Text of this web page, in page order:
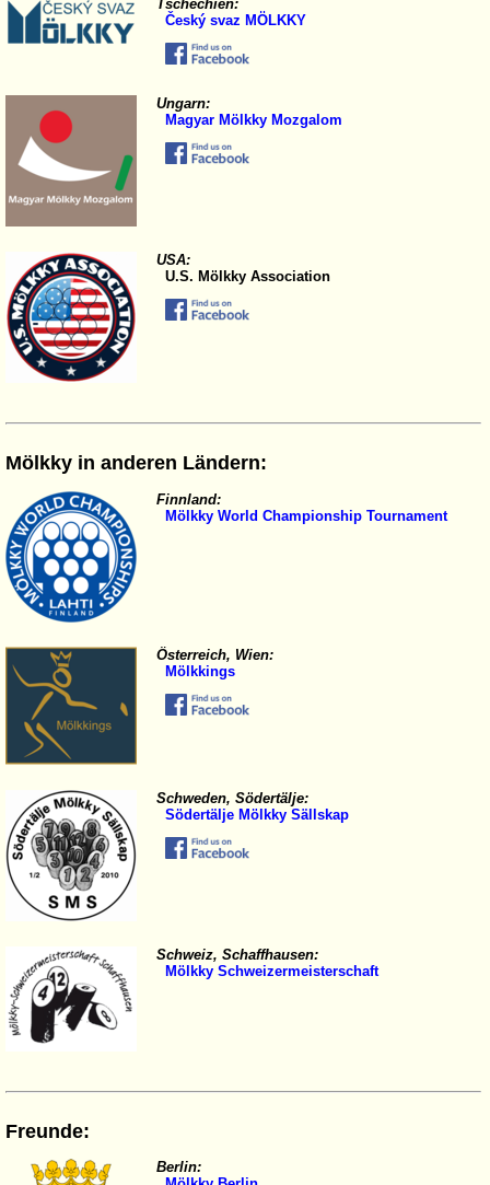
Tschechien:
Český svaz MÖLKKY
Ungarn:
Magyar Mölkky Mozgalom
USA:
U.S. Mölkky Association
Mölkky in anderen Ländern:
Finnland:
Mölkky World Championship Tournament
Österreich, Wien:
Mölkkings
Schweden, Södertälje:
Södertälje Mölkky Sällskap
Schweiz, Schaffhausen:
Mölkky Schweizermeisterschaft
Freunde:
Berlin: